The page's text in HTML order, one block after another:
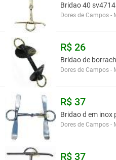
Bridao 40 sv4714
Dores de Campos -
R$ 26
Bridao de
Dores de Campos -
R$ 37
Bridao d em inox
Dores de Campos -
R$ 37